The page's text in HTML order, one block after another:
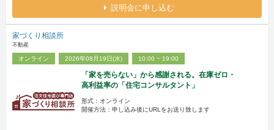
説明会に申し込む
家づくり相談所
不動産
オンライン 2026年08月19日(水) 10:00 ~ 19:00
「家を売らない」から感謝される。在庫ゼロ・
高利益率の「住宅コンサルタント」
形式：オンライン
開催方法：申し込み後にURLをお送り致します